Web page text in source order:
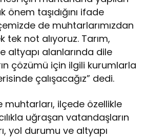
taşıdığını ifade
de muhtarlarımızdan
tek not alıyoruz. Tarım,
altyapı alanlarında dile
çözümü için ilgili kurumlarla
çalışacağız” dedi.
muhtarları, ilçede özellikle
uğraşan vatandaşların
yol durumu ve altyapı